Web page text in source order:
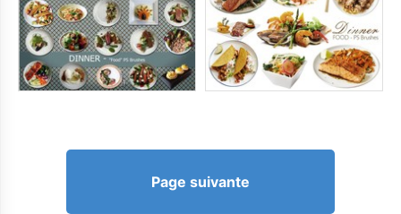
Page suivante